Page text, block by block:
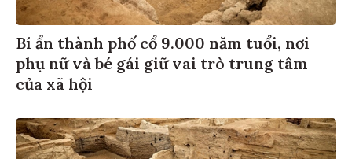
Bí ẩn thành phố cổ 9.000 năm tuổi, nơi
phụ nữ và bé gái giữ vai trò trung tâm
của xã hội